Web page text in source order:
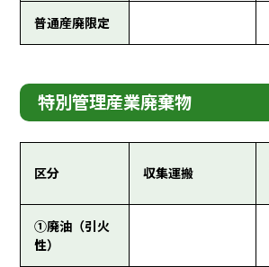
普通産廃限定
特別管理産業廃棄物
区分 収集運搬
①廃油（引火
性）